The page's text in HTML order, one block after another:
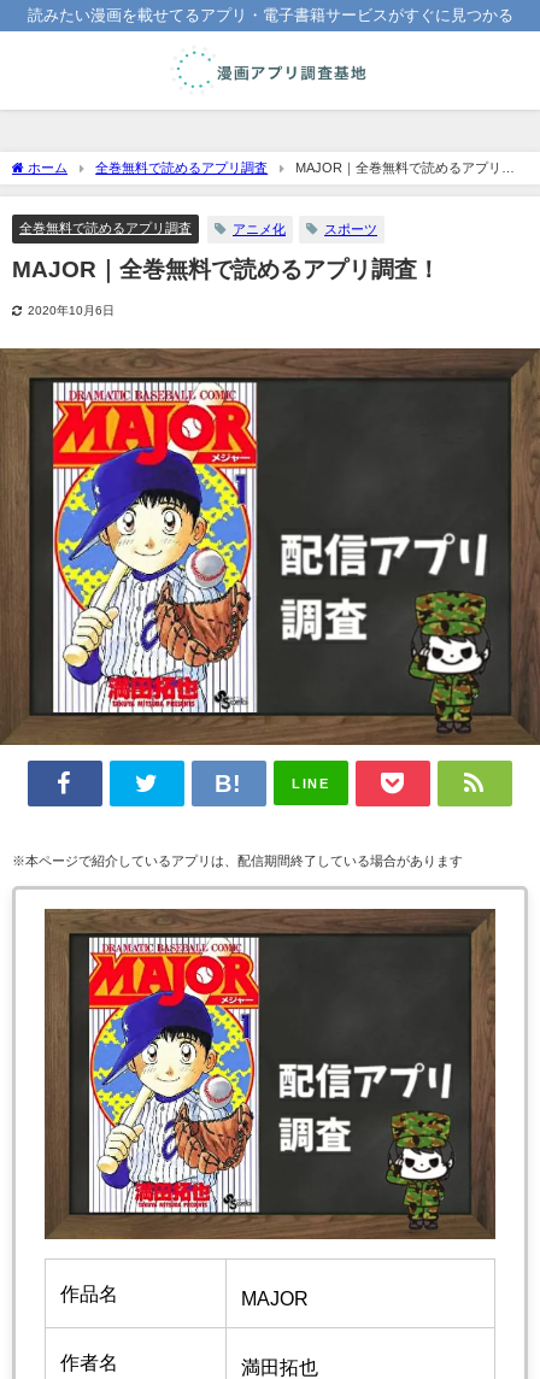
読みたい漫画を載せてるアプリ・電子書籍サービスがすぐに見つかる
ホーム 全巻無料で読めるアプリ調査
MAJOR｜全巻無料で読めるアプリ調
査！
全巻無料で読めるアプリ調査 アニメ化 スポーツ
MAJOR｜全巻無料で読めるアプリ調査！
2020年10月6日
LINE
※本ページで紹介しているアプリは、配信期間終了している場合があります
作品名 MAJOR
作者名 満田拓也